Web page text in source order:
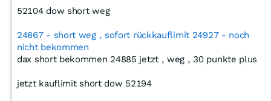
52104 dow short weg
24867 - short weg , sofort rückkauflimit 24927 - noch
nicht bekommen
dax short bekommen 24885 jetzt , weg , 30 punkte plus
jetzt kauflimit short dow 52194